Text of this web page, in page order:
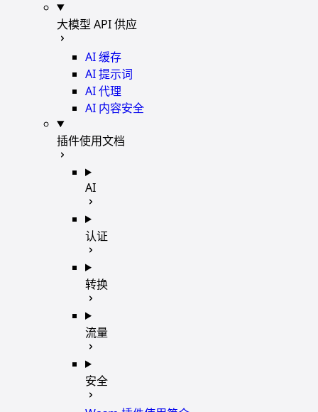
大模型 API 供应
AI 缓存
AI 提示词
AI 代理
AI 内容安全
插件使用文档
AI
认证
转换
流量
安全